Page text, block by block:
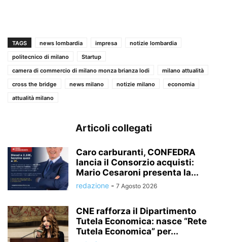
TAGS news lombardia impresa
notizie lombardia
politecnico di milano
Startup
camera di commercio di milano monza brianza lodi
milano attualità
cross the bridge
news milano notizie milano
economia
attualità milano
Articoli collegati
Caro carburanti, CONFEDRA
lancia il Consorzio acquisti:
Mario Cesaroni presenta la...
redazione - 7 Agosto 2026
CNE rafforza il Dipartimento
Tutela Economica: nasce “Rete
Tutela Economica” per...